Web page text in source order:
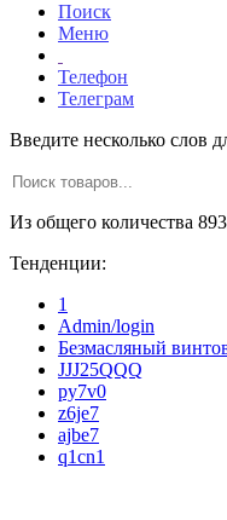
Поиск
Меню
Телефон
Телеграм
Введите несколько слов
Из общего количества
Тенденции:
1
Admin/login
Безмасляный
JJJ25QQQ
py7v0
z6je7
ajbe7
q1cn1